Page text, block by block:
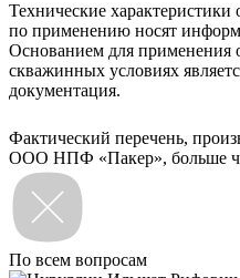
Технические
по применению носят
Основанием для применения
скважинных условиях
документация.
Фактический перечень,
ООО НПФ «Пакер», больше
По всем вопросам